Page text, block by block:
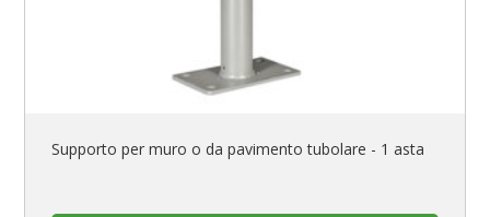
Supporto per muro o da pavimento tubolare - 1 asta